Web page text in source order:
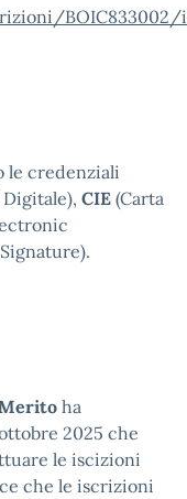
BOIC833002/
le credenziali
CIE (Carta
ha
2025 che
le iscizioni
che le iscrizioni